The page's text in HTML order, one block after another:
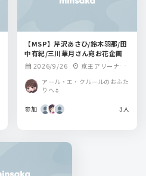
【MSP】芹沢あさひ/鈴木羽那/田
中有紀/三川華月さん宛お花企画
calendar_month 2026/9/26 location_on 京王アリーナTO
アール・エ・クルールのおふた
りへ🌷
参加 3人